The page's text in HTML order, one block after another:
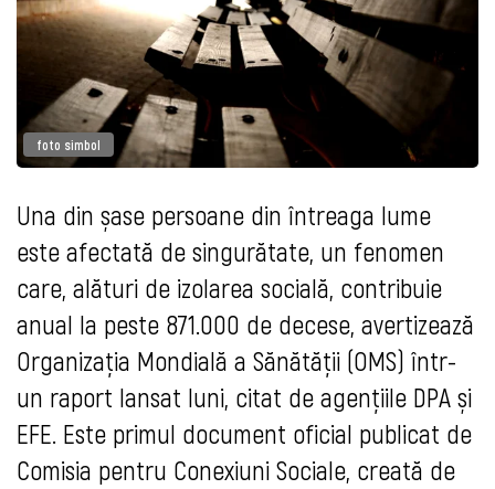
foto simbol
Una din șase persoane din întreaga lume
este afectată de singurătate, un fenomen
care, alături de izolarea socială, contribuie
anual la peste 871.000 de decese, avertizează
Organizația Mondială a Sănătății (OMS) într-
un raport lansat luni, citat de agențiile DPA și
EFE. Este primul document oficial publicat de
Comisia pentru Conexiuni Sociale, creată de